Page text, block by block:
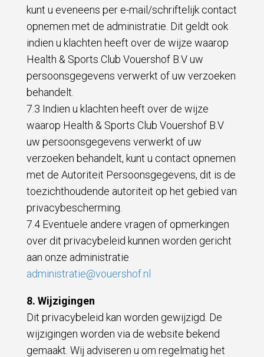
kunt u eveneens per e-mail/schriftelijk contact
opnemen met de administratie. Dit geldt ook
indien u klachten heeft over de wijze waarop
Health & Sports Club Vouershof B.V uw
persoonsgegevens verwerkt of uw verzoeken
behandelt.
7.3 Indien u klachten heeft over de wijze
waarop Health & Sports Club Vouershof B.V
uw persoonsgegevens verwerkt of uw
verzoeken behandelt, kunt u contact opnemen
met de Autoriteit Persoonsgegevens, dit is de
toezichthoudende autoriteit op het gebied van
privacybescherming.
7.4 Eventuele andere vragen of opmerkingen
over dit privacybeleid kunnen worden gericht
aan onze administratie
administratie@vouershof.nl
8. Wijzigingen
Dit privacybeleid kan worden gewijzigd. De
wijzigingen worden via de website bekend
gemaakt. Wij adviseren u om regelmatig het